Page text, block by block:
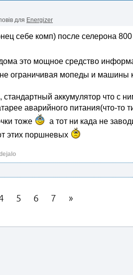
для Energizer
себе комп) после селерона
это мощное средство
ограничивая мопеды и
аккумулятор что с
аварийного питания(что-то
тоже
а тот ни када не
этих поршневых
5 6 7